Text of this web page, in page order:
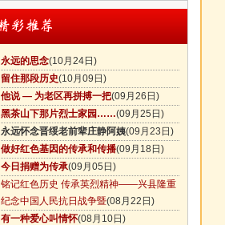
永远的思念(10月24日)
留住那段历史(10月09日)
他说 — 为老区再拼搏一把(09月26日)
黑茶山下那片烈士家园……(09月25日)
永远怀念晋绥老前辈庄静阿姨(09月23日)
做好红色基因的传承和传播(09月18日)
今日捐赠为传承(09月05日)
铭记红色历史 传承英烈精神——兴县隆重
纪念中国人民抗日战争暨(08月22日)
有一种爱心叫情怀(08月10日)